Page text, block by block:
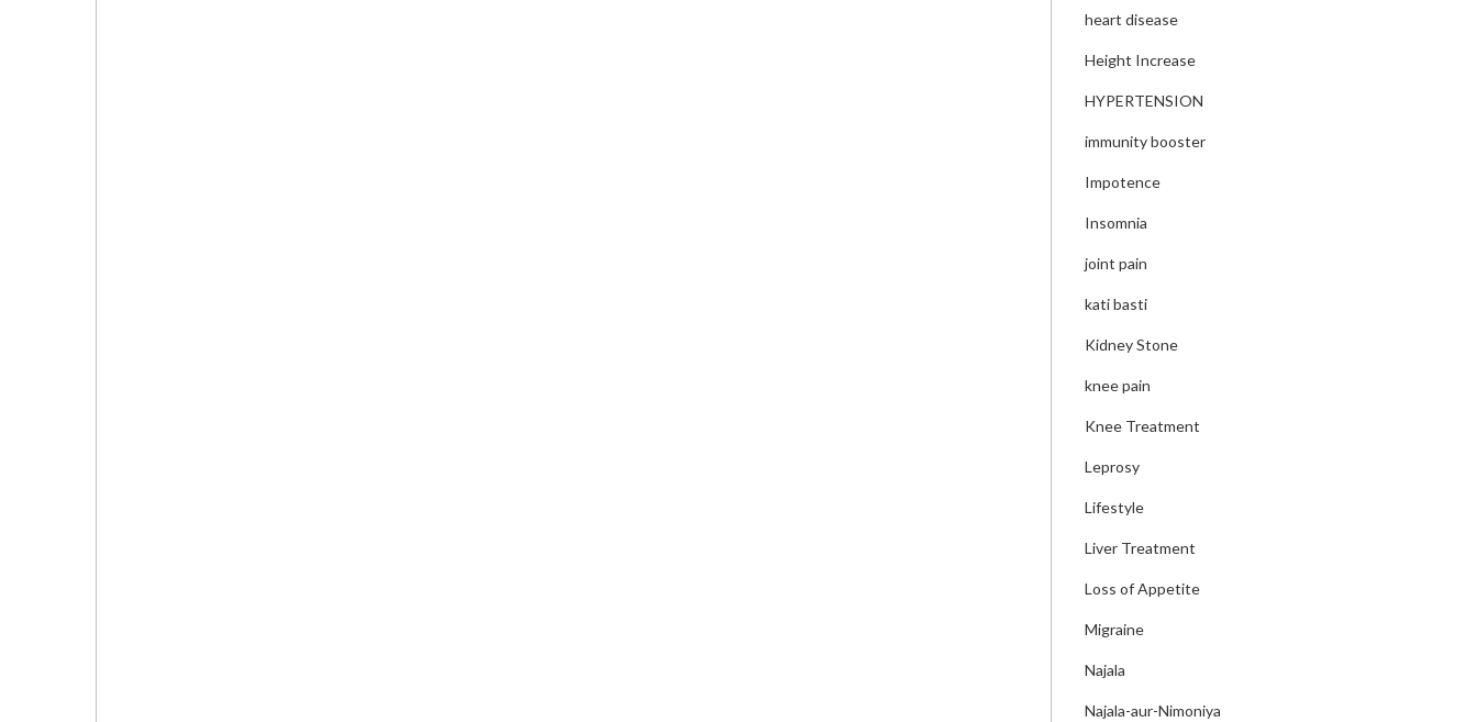
heart disease
Height Increase
HYPERTENSION
immunity booster
Impotence
Insomnia
joint pain
kati basti
Kidney Stone
knee pain
Knee Treatment
Leprosy
Lifestyle
Liver Treatment
Loss of Appetite
Migraine
Najala
Najala-aur-Nimoniya